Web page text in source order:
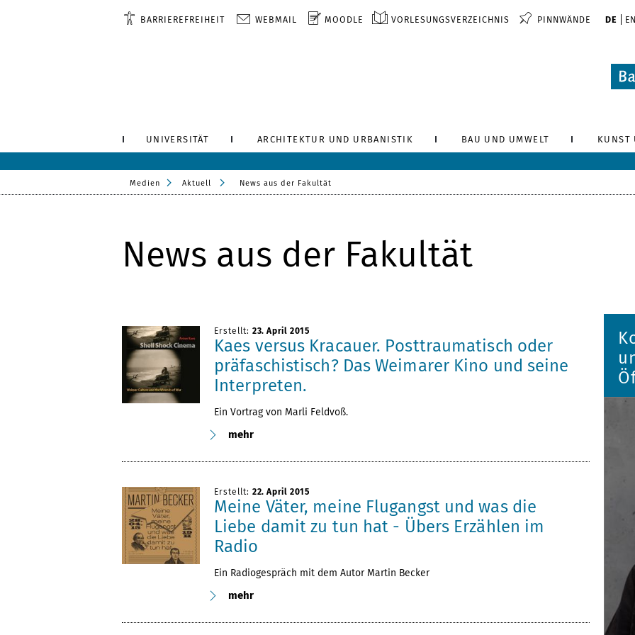
BARRIEREFREIHEIT WEBMAIL MOODLE VORLESUNGSVERZEICHNIS PINNWÄNDE DE EN
UNIVERSITÄT ARCHITEKTUR UND URBANISTIK BAU UND UMWELT KUNST
Medien Aktuell News aus der Fakultät
News aus der Fakultät
Erstellt: 23. April 2015
Kaes versus Kracauer. Posttraumatisch oder
präfaschistisch? Das Weimarer Kino und seine
Interpreten.
Ein Vortrag von Marli Feldvoß.
mehr
Erstellt: 22. April 2015
Meine Väter, meine Flugangst und was die
Liebe damit zu tun hat - Übers Erzählen im
Radio
Ein Radiogespräch mit dem Autor Martin Becker
mehr